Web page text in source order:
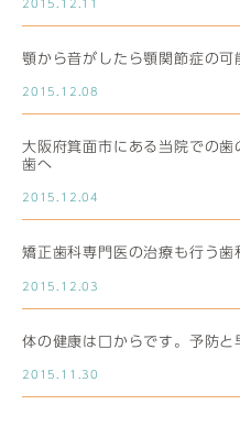
2015.12.11
顎から音がしたら顎関節症の可
2015.12.08
大阪府箕面市にある当院での
歯へ
2015.12.04
矯正歯科専門医の治療も行う歯
2015.12.03
体の健康は口からです。予防と
2015.11.30